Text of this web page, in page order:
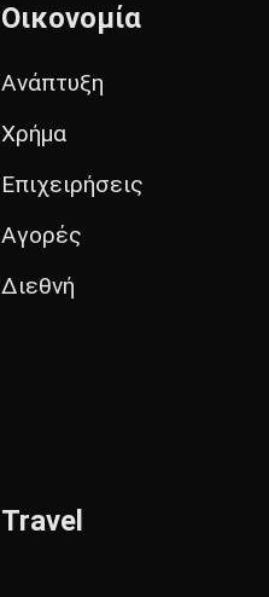
Οικονομία
Ανάπτυξη
Χρήμα
Επιχειρήσεις
Αγορές
Διεθνή
Travel